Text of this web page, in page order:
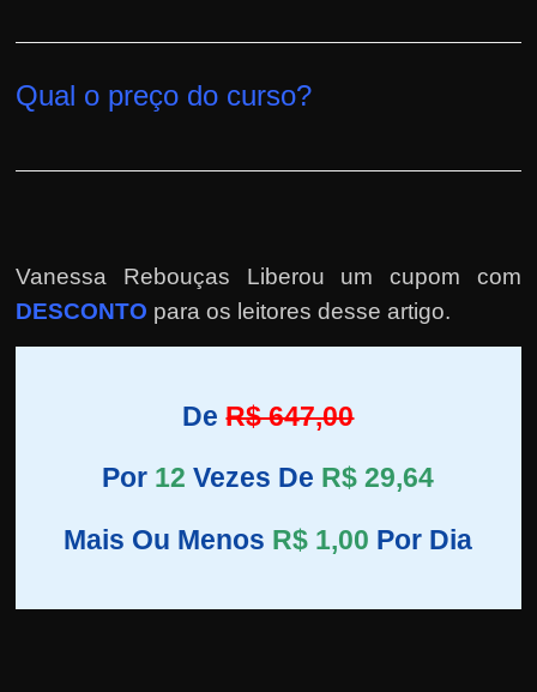
Qual o preço do curso?
Vanessa Rebouças Liberou um cupom com
DESCONTO para os leitores desse artigo.
DeR$ 647,00
Por 12 Vezes De R$ 29,64
Mais Ou Menos R$ 1,00 Por Dia